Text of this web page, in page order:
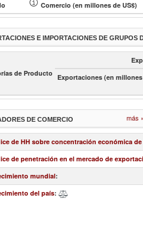
Comercio (en millones de US$)
E IMPORTACIONES DE GRUPOS
de Producto Exportaciones (en millones
DE COMERCIO más »
de HH sobre concentración económica
de penetración en el mercado de
mundial:
del país: